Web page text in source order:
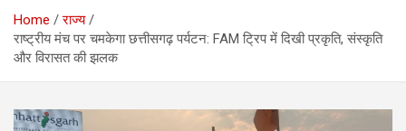
Home
राज्य
राष्ट्रीय मंच पर चमकेगा छत्तीसगढ़ पर्यटन: FAM ट्रिप में दिखी प्रकृति, संस्कृति
और विरासत की झलक